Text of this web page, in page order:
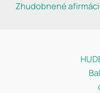
Zhudobnené